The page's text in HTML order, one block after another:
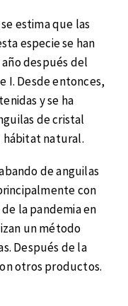
estima que las
especie se han
después del
I. Desde entonces,
y se ha
de cristal
hábitat natural.
de anguilas
con
la pandemia en
un método
Después de la
otros productos.